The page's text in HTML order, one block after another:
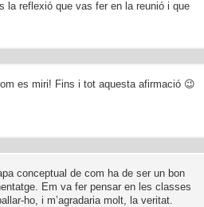
la reflexió que vas fer en la reunió i que
es miri! Fins i tot aquesta afirmació 😉
conceptual de com ha de ser un bon
Em va fer pensar en les classes
ho, i m’agradaria molt, la veritat.